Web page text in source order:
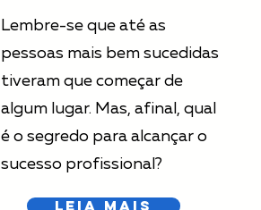
Lembre-se que até as
pessoas mais bem sucedidas
tiveram que começar de
algum lugar. Mas, afinal, qual
é o segredo para alcançar o
sucesso profissional?
Leia Mais